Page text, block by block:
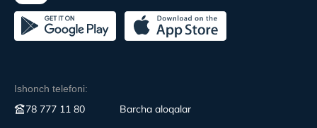
Ishonch telefoni:
78 777 11 80 Вarcha aloqalar